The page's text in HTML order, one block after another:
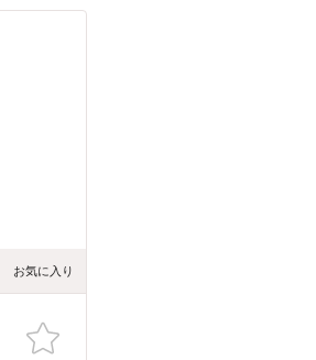
お気に入り